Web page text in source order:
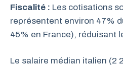
Fiscalité : Les cotisations
représentent environ 47%
45% en France), réduisant
Le salaire médian italien (2